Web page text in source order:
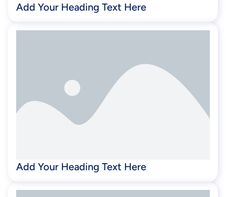
Add Your Heading Text Here
Add Your Heading Text Here